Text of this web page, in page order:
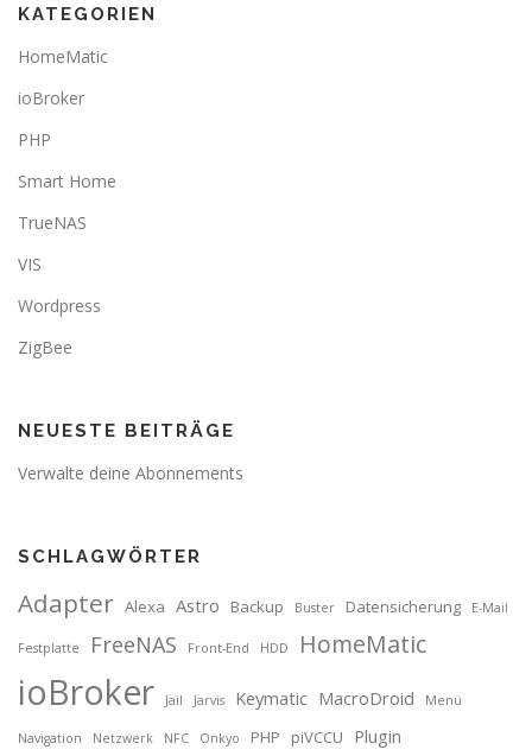
KATEGORIEN
HomeMatic
ioBroker
PHP
Smart Home
TrueNAS
VIS
Wordpress
ZigBee
NEUESTE BEITRÄGE
Verwalte deine Abonnements
SCHLAGWÖRTER
Adapter Alexa Astro Backup Buster Datensicherung E-Mail
Festplatte FreeNAS Front-End HDD HomeMatic
ioBroker Jail Jarvis Keymatic MacroDroid Menü
Navigation Netzwerk NFC Onkyo PHP piVCCU Plugin